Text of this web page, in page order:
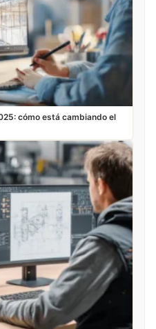
cómo está cambiando el